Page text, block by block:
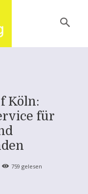
Köln:
für
759 gelesen